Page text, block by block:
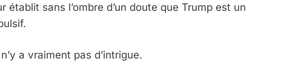
établit sans l’ombre d’un doute que Trump est un
a vraiment pas d’intrigue.